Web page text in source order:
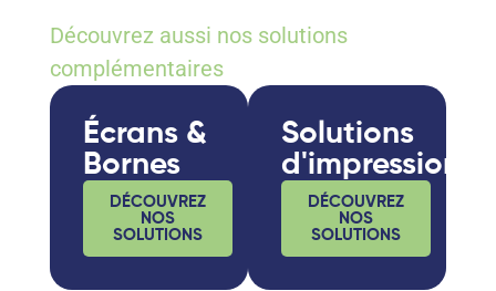
Découvrez aussi nos solutions
complémentaires
Écrans &
Bornes
DÉCOUVREZ
NOS
SOLUTIONS
Solutions
d'impression
DÉCOUVREZ
NOS
SOLUTIONS